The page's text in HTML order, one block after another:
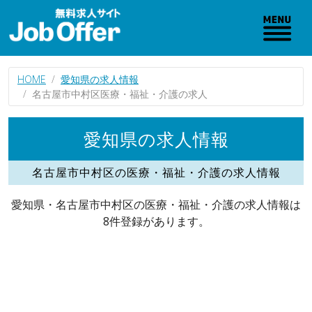
HOME
愛知県の求人情報
名古屋市中村区医療・福祉・介護の求人
愛知県の求人情報
名古屋市中村区の医療・福祉・介護の求人情報
愛知県・名古屋市中村区の医療・福祉・介護の求人情報は
8件登録があります。